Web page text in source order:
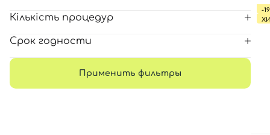
Кількість процедур
Срок годности
Применить фильтры
-